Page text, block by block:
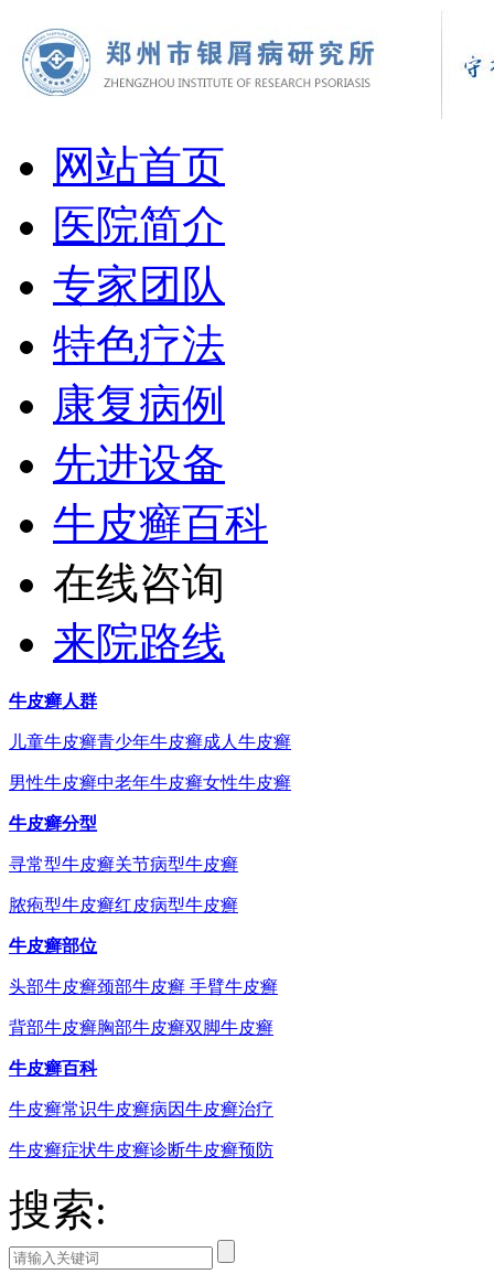
网站首页
医院简介
专家团队
特色疗法
康复病例
先进设备
牛皮癣百科
在线咨询
来院路线
牛皮癣人群
儿童牛皮癣青少年牛皮癣成人牛皮癣
男性牛皮癣中老年牛皮癣女性牛皮癣
牛皮癣分型
寻常型牛皮癣关节病型牛皮癣
脓疱型牛皮癣红皮病型牛皮癣
牛皮癣部位
头部牛皮癣颈部牛皮癣 手臂牛皮癣
背部牛皮癣胸部牛皮癣双脚牛皮癣
牛皮癣百科
牛皮癣常识牛皮癣病因牛皮癣治疗
牛皮癣症状牛皮癣诊断牛皮癣预防
搜索: